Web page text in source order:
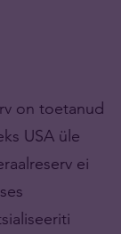
on toetanud
USA üle
ei